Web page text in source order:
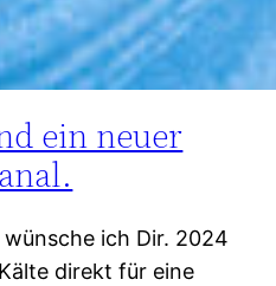
ein neuer
ich Dir. 2024
direkt für eine